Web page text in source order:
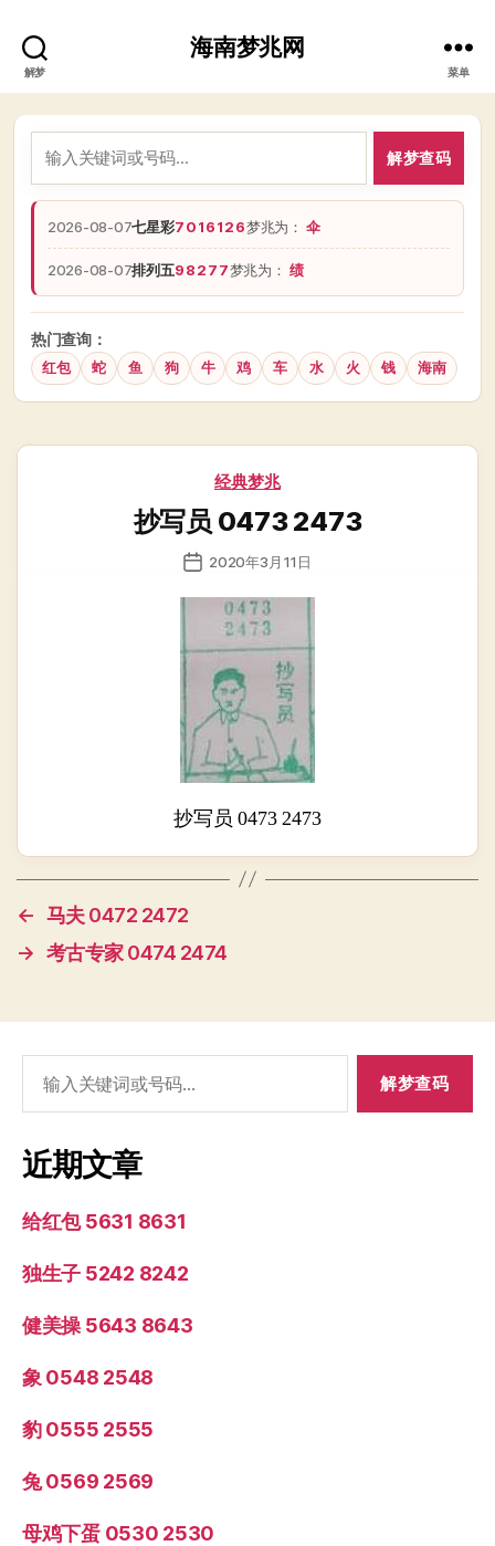
解梦
海南梦兆网
菜单
解梦查码
2026-08-07七星彩7016126梦兆为：伞
2026-08-07排列五98277梦兆为：绩
热门查询：
红包 蛇 鱼 狗 牛 鸡 车 水 火 钱 海南
分
经典梦兆
抄写员 0473 2473
发
日
2020年3月11日
抄写员 0473 2473
← 马夫 0472 2472
→ 考古专家 0474 2474
索：
近期文章
给红包 5631 8631
独生子 5242 8242
健美操 5643 8643
象 0548 2548
豹 0555 2555
兔 0569 2569
母鸡下蛋 0530 2530